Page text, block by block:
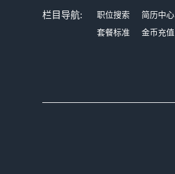
栏目导航: 职位搜索 简历中心
套餐标准
金币充值